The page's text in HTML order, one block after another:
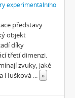
experimentálního
představy
objekt
díky
třetí dimenzi.
zvuky, jaké
Hušková ... »